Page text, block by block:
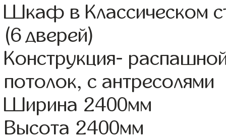
Шкаф в Классическом
(6 дверей)
Конструкция-
потолок, с антресолями
Ширина 2400мм
Высота 2400мм